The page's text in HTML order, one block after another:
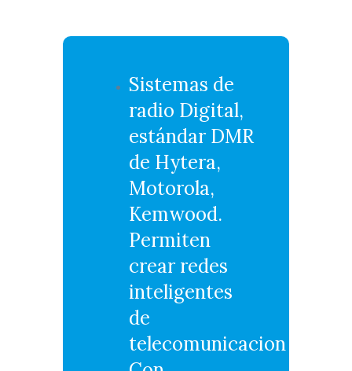
Sistemas de
radio Digital,
estándar DMR
de Hytera,
Motorola,
Kemwood.
Permiten
crear redes
inteligentes
de
telecomunicaciones.